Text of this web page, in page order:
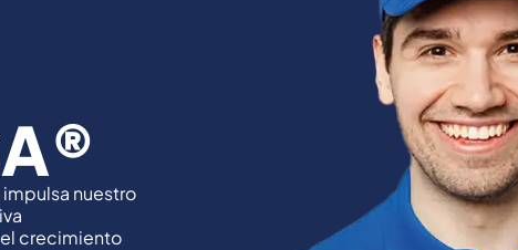
nuestro
crecimiento